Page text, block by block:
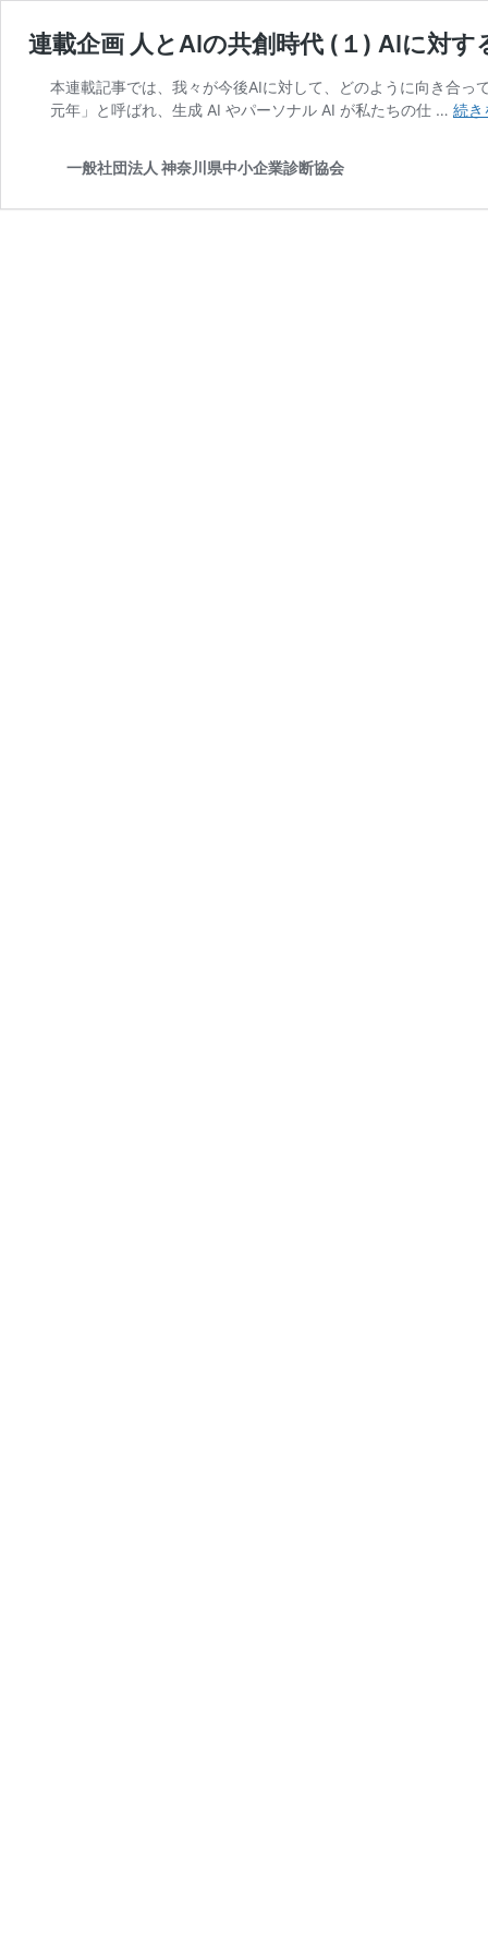
連載企画 人とAIの共創時代 (１) AIに対
本連載記事では、我々が今後AIに対して、どのように向き合
元年」と呼ばれ、生成 AI やパーソナル AI が私たちの仕 … 続き
一般社団法人 神奈川県中小企業診断協会